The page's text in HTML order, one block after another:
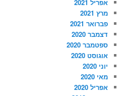
אפריל 2021
מרץ 2021
פברואר 2021
דצמבר 2020
ספטמבר 2020
אוגוסט 2020
יוני 2020
מאי 2020
אפריל 2020